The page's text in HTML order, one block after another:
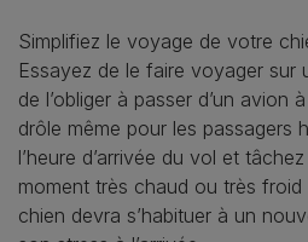
Simplifiez le voyage de votre
Essayez de le faire voyager sur
de l’obliger à passer d’un avion
drôle même pour les passagers
l’heure d’arrivée du vol et tâchez
moment très chaud ou très
chien devra s’habituer à un